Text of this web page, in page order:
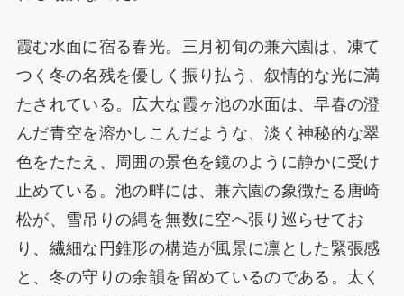
霞む水面に宿る春光。三月初旬の兼六園は、凍て
つく冬の名残を優しく振り払う、叙情的な光に満
たされている。広大な霞ヶ池の水面は、早春の澄
んだ青空を溶かしこんだような、淡く神秘的な翠
色をたたえ、周囲の景色を鏡のように静かに受け
止めている。池の畔には、兼六園の象徴たる唐崎
松が、雪吊りの縄を無数に空へ張り巡らせてお
り、繊細な円錐形の構造が風景に凛とした緊張感
と、冬の守りの余韻を留めているのである。太く